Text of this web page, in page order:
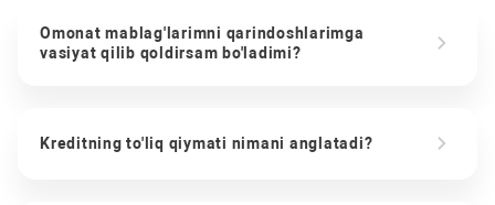
Omonat mablag'larimni qarindoshlarimga
vasiyat qilib qoldirsam bo'ladimi?
Kreditning to'liq qiymati nimani anglatadi?